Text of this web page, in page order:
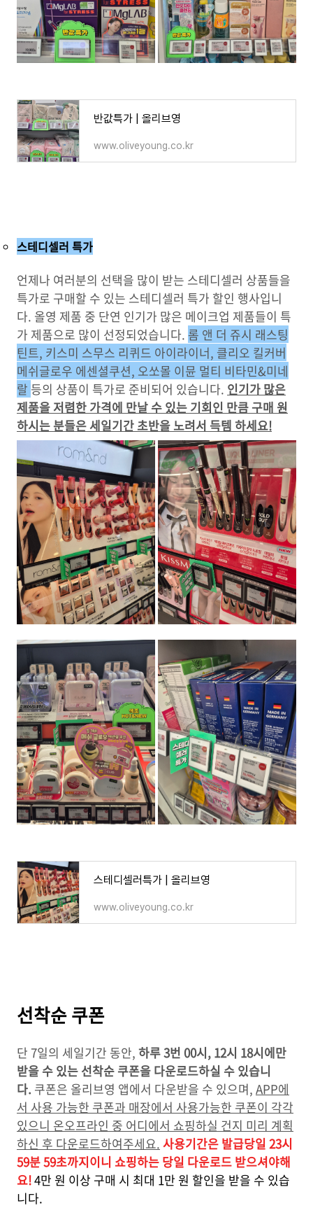
반값특가 | 올리브영
www.oliveyoung.co.kr
스테디셀러 특가
언제나 여러분의 선택을 많이 받는 스테디셀러 상품들을
특가로 구매할 수 있는 스테디셀러 특가 할인 행사입니
다. 올영 제품 중 단연 인기가 많은 메이크업 제품들이 특
가 제품으로 많이 선정되었습니다. 롬 앤 더 쥬시 래스팅
틴트, 키스미 스무스 리퀴드 아이라이너, 클리오 킬커버
메쉬글로우 에센셜쿠션, 오쏘몰 이뮨 멀티 비타민&미네
랄 등의 상품이 특가로 준비되어 있습니다. 인기가 많은
제품을 저렴한 가격에 만날 수 있는 기회인 만큼 구매 원
하시는 분들은 세일기간 초반을 노려서 득템 하세요!
스테디셀러특가 | 올리브영
www.oliveyoung.co.kr
선착순 쿠폰
단 7일의 세일기간 동안, 하루 3번 00시, 12시 18시에만
받을 수 있는 선착순 쿠폰을 다운로드하실 수 있습니
다. 쿠폰은 올리브영 앱에서 다운받을 수 있으며, APP에
서 사용 가능한 쿠폰과 매장에서 사용가능한 쿠폰이 각각
있으니 온오프라인 중 어디에서 쇼핑하실 건지 미리 계획
하신 후 다운로드하여주세요. 사용기간은 발급당일 23시
59분 59초까지이니 쇼핑하는 당일 다운로드 받으셔야해
요!4만 원 이상 구매 시 최대 1만 원 할인을 받을 수 있습
니다.